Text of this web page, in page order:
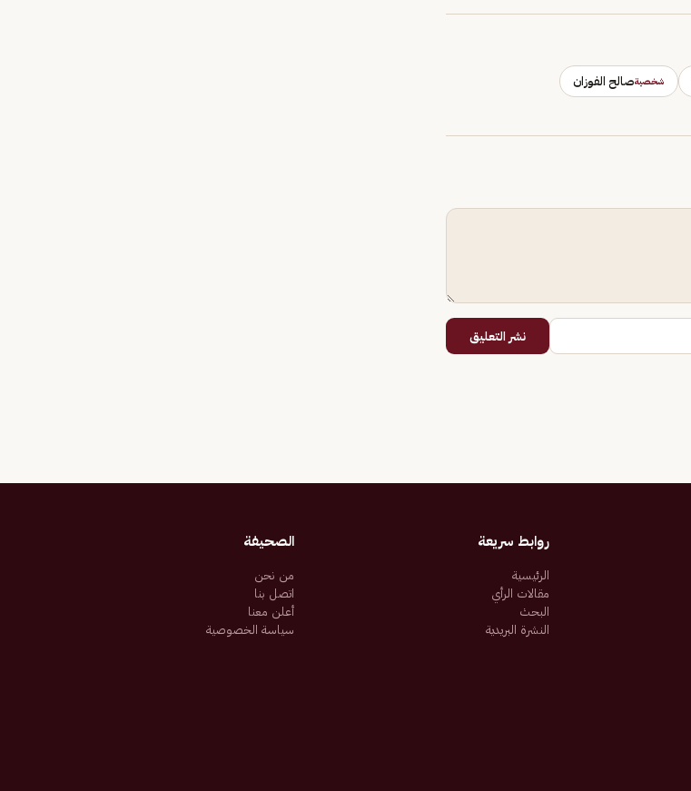
شخصيةصالح الفوزان
نشر التعليق
روابط سريعة
الرئيسية
مقالات الرأي
البحث
النشرة البريدية
الصحيفة
من نحن
اتصل بنا
أعلن معنا
سياسة الخصوصية